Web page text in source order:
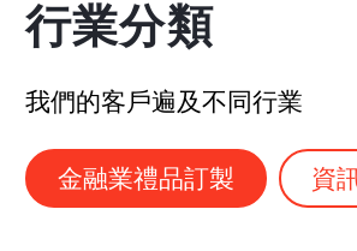
行業分類
我們的客戶遍及不同行業
金融業禮品訂製 資